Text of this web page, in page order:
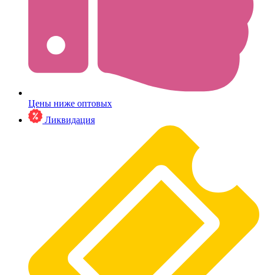
Цены ниже оптовых
Ликвидация